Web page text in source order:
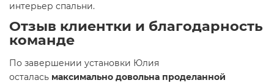
интерьер спальни.
Отзыв клиентки и благодарность
команде
По завершении установки Юлия
осталась максимально довольна проделанной